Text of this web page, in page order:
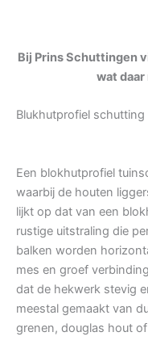
Bij Prins Schuttingen
wat
Blukhutprofiel schutting
Een blokhutprofiel
waarbij de houten
lijkt op dat van een
rustige uitstraling die
balken worden
mes en groef
dat de hekwerk stevig
meestal gemaakt van
grenen, douglas hout